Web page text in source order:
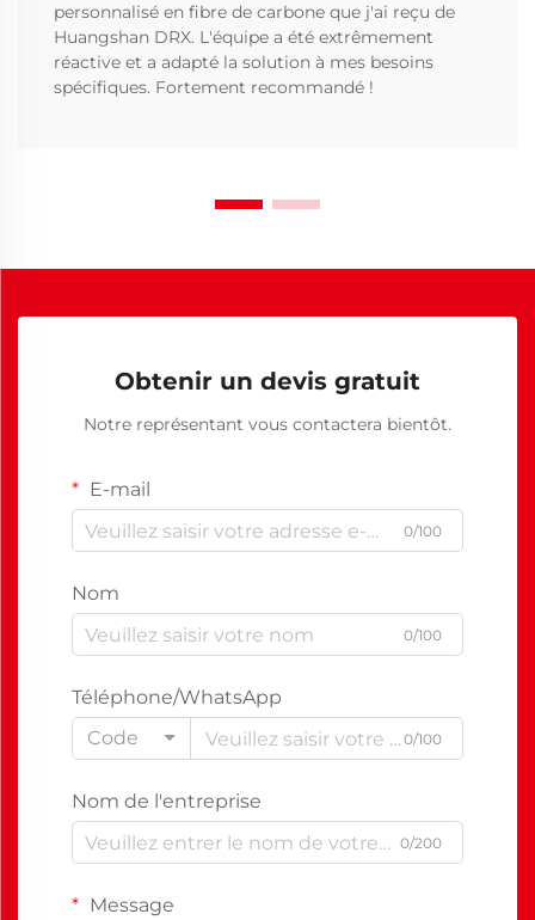
personnalisé en fibre de carbone que j'ai reçu de
Huangshan DRX. L'équipe a été extrêmement
réactive et a adapté la solution à mes besoins
spécifiques. Fortement recommandé !
Obtenir un devis gratuit
Notre représentant vous contactera bientôt.
E-mail
0/100
Nom
0/100
Téléphone/WhatsApp
Code
0/100
Nom de l'entreprise
0/200
Message